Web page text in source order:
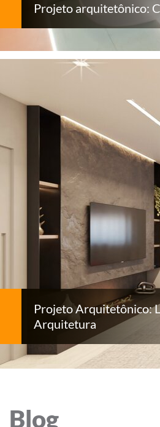
Projeto arquitetônico:
Projeto Arquitetônico:
Arquitetura
Blog